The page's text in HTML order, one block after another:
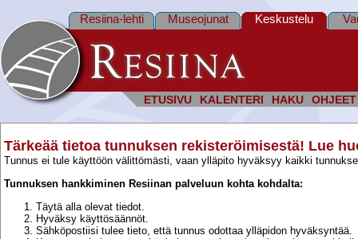
ETUSIVU KALENTERI HAKU OHJEET
Resiina-lehti Museojunat Keskustelu
Tärkeää tietoa tunnuksen rekisteröimisestä! Lue
Tunnus ei tule käyttöön välittömästi, vaan ylläpito hyväksyy kaikki
Tunnuksen hankkiminen Resiinan palveluun kohta kohdalta:
Täytä alla olevat tiedot.
Hyväksy käyttösäännöt.
Sähköpostiisi tulee tieto, että tunnus odottaa ylläpidon hyväksyntää.